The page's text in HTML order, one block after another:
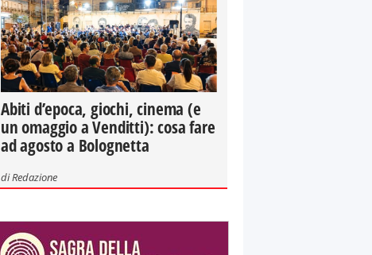
Abiti d’epoca, giochi, cinema (e
un omaggio a Venditti): cosa fare
ad agosto a Bolognetta
diRedazione